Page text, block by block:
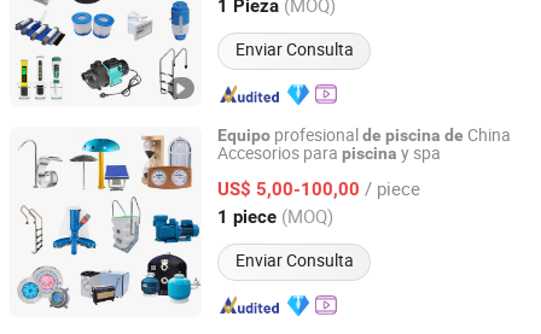
1 Pieza (MOQ)
Enviar Consulta
Equipo profesionalde piscina de China
Accesorios para piscina y spa
US$ 5,00-100,00 / piece
1 piece (MOQ)
Enviar Consulta
Guangzhou Huidi Swimming Pool&Spa Equipment Co.,
Ltd.
Guangdong, China Desde 2022